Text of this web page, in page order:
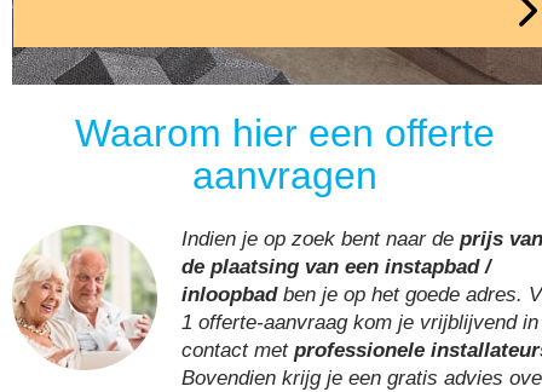
Waarom hier een offerte
aanvragen
Indien je op zoek bent naar de prijs van
de plaatsing van een instapbad /
inloopbadben je op het goede adres.
1 offerte-aanvraag kom je vrijblijvend in
contact met professionele
Bovendien krijg je een gratis advies